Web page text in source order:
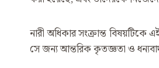
নারী অধিকার সংক্রান্ত
সে জন্য আন্তরিক কৃতজ্ঞতা ও